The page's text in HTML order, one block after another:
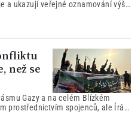
a ukazují veřejné oznamování výše
než se
Gazy a na celém Blízkém
prostřednictvím spojenců, ale Írán